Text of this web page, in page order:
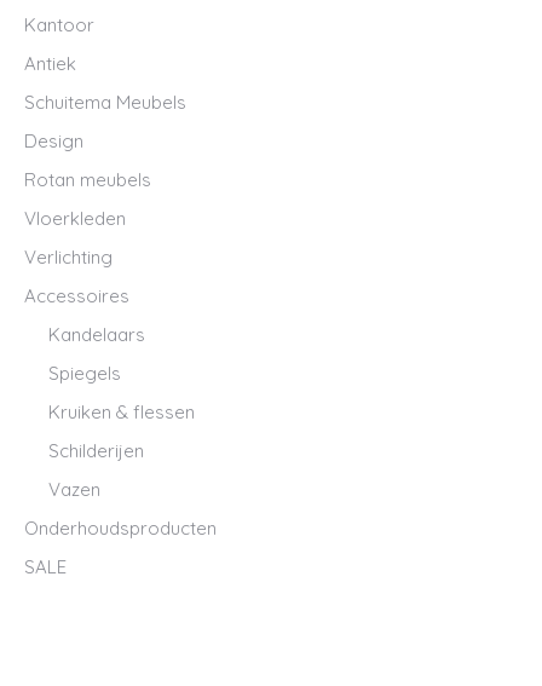
Kantoor
Antiek
Schuitema Meubels
Design
Rotan meubels
Vloerkleden
Verlichting
Accessoires
Kandelaars
Spiegels
Kruiken & flessen
Schilderijen
Vazen
Onderhoudsproducten
SALE